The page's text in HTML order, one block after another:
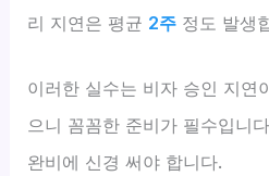
리 지연은 평균 2주 정도 발생
이러한 실수는 비자 승인 지연
으니 꼼꼼한 준비가 필수입니
완비에 신경 써야 합니다.